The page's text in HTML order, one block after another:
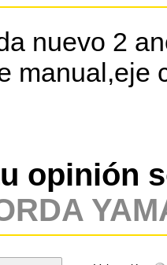
nuevo 2
manual,eje
opinión